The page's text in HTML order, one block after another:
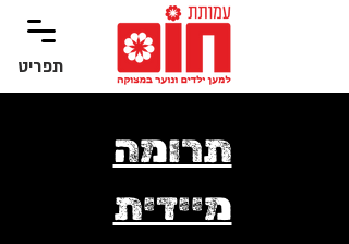
תפריט
תרומה
מיידית